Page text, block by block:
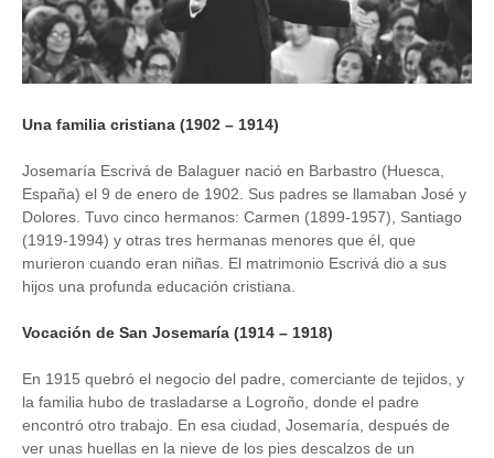
Una familia cristiana (1902 – 1914)
Josemaría Escrivá de Balaguer nació en Barbastro (Huesca,
España) el 9 de enero de 1902. Sus padres se llamaban José y
Dolores. Tuvo cinco hermanos: Carmen (1899-1957), Santiago
(1919-1994) y otras tres hermanas menores que él, que
murieron cuando eran niñas. El matrimonio Escrivá dio a sus
hijos una profunda educación cristiana.
Vocación de San Josemaría (1914 – 1918)
En 1915 quebró el negocio del padre, comerciante de tejidos, y
la familia hubo de trasladarse a Logroño, donde el padre
encontró otro trabajo. En esa ciudad, Josemaría, después de
ver unas huellas en la nieve de los pies descalzos de un